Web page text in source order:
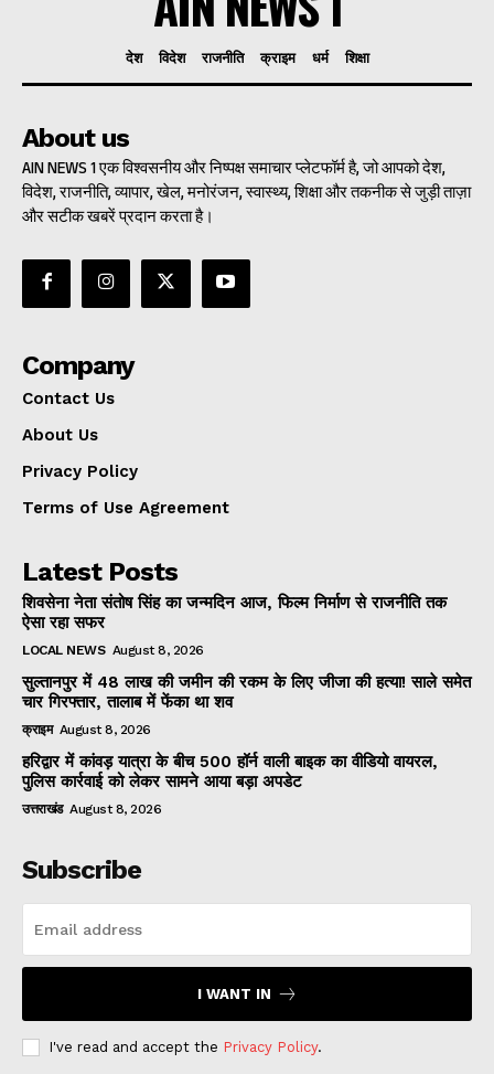
देश विदेश राजनीति क्राइम धर्म शिक्षा
About us
AIN NEWS 1 एक विश्वसनीय और निष्पक्ष समाचार प्लेटफॉर्म है, जो आपको देश,
विदेश, राजनीति, व्यापार, खेल, मनोरंजन, स्वास्थ्य, शिक्षा और तकनीक से जुड़ी ताज़ा
और सटीक खबरें प्रदान करता है।
Company
Contact Us
About Us
Privacy Policy
Terms of Use Agreement
Latest Posts
शिवसेना नेता संतोष सिंह का जन्मदिन आज, फिल्म निर्माण से राजनीति तक
ऐसा रहा सफर
LOCAL NEWS August 8, 2026
सुल्तानपुर में 48 लाख की जमीन की रकम के लिए जीजा की हत्या! साले समेत
चार गिरफ्तार, तालाब में फेंका था शव
क्राइम August 8, 2026
हरिद्वार में कांवड़ यात्रा के बीच 500 हॉर्न वाली बाइक का वीडियो वायरल,
पुलिस कार्रवाई को लेकर सामने आया बड़ा अपडेट
उत्तराखंड August 8, 2026
Subscribe
I WANT IN
I've read and accept the Privacy Policy.